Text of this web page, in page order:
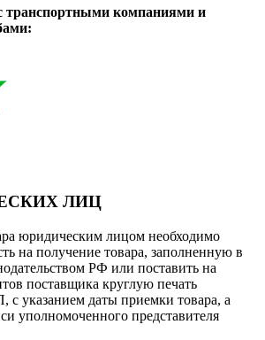
транспортными компаниями и
ЛИЦ
юридическим лицом необходимо
на получение товара, заполненную в
РФ или поставить на
поставщика круглую печать
с указанием даты приемки товара, а
уполномоченного представителя